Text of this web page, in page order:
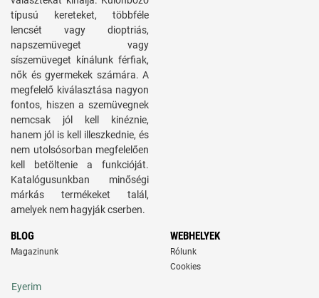
típusú kereteket, többféle
lencsét vagy dioptriás,
napszemüveget vagy
síszemüveget kínálunk férfiak,
nők és gyermekek számára. A
megfelelő kiválasztása nagyon
fontos, hiszen a szemüvegnek
nemcsak jól kell kinéznie,
hanem jól is kell illeszkednie, és
nem utolsósorban megfelelően
kell betöltenie a funkcióját.
Katalógusunkban minőségi
márkás termékeket talál,
amelyek nem hagyják cserben.
BLOG
Magazinunk
WEBHELYEK
Rólunk
Cookies
Eyerim